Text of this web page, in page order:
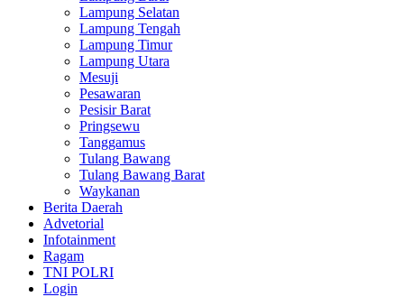
Lampung Selatan
Lampung Tengah
Lampung Timur
Lampung Utara
Mesuji
Pesawaran
Pesisir Barat
Pringsewu
Tanggamus
Tulang Bawang
Tulang Bawang Barat
Waykanan
Berita Daerah
Advetorial
Infotainment
Ragam
TNI POLRI
Login